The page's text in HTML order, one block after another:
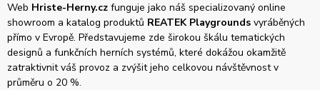
Web Hriste-Herny.cz funguje jako náš specializovaný online
showroom a katalog produktů REATEK Playgrounds vyráběných
přímo v Evropě. Představujeme zde širokou škálu tematických
designů a funkčních herních systémů, které dokážou okamžitě
zatraktivnit váš provoz a zvýšit jeho celkovou návštěvnost v
průměru o 20 %.